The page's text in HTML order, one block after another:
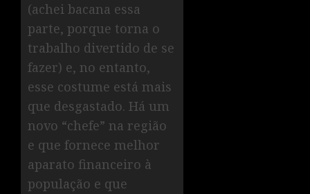
(achei bacana essa
parte, porque torna o
trabalho divertido de se
fazer) e, no entanto,
esse costume está mais
que desgastado. Há um
novo “chefe” na região
e que fornece melhor
aparato financeiro à
população e que